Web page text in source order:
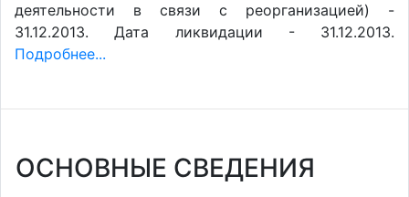
деятельности в связи с реорганизацией) -
31.12.2013. Дата ликвидации - 31.12.2013.
Подробнее...
ОСНОВНЫЕ СВЕДЕНИЯ